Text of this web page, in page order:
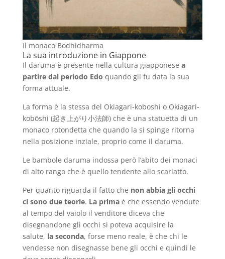
Il monaco Bodhidharma
La sua introduzione in Giappone
Il daruma è presente nella cultura giapponese a
partire dal periodo Edo quando gli fu data la sua
forma attuale.
La forma è la stessa del Okiagari-koboshi o Okiagari-
kobōshi (起き上がり小法師) che è una statuetta di un
monaco rotondetta che quando la si spinge ritorna
nella posizione inziale, proprio come il daruma.
Le bambole daruma indossa però l’abito dei monaci
di alto rango che è quello tendente allo scarlatto.
Per quanto riguarda il fatto che non abbia gli occhi
ci sono due teorie. La prima è che essendo vendute
al tempo del vaiolo il venditore diceva che
disegnandone gli occhi si poteva acquisire la
salute, la seconda, forse meno reale, è che chi le
vendesse non disegnasse bene gli occhi e quindi le